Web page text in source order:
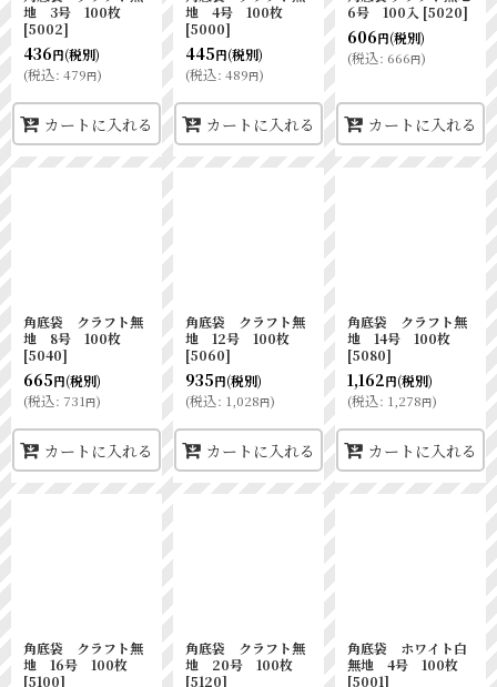
地 3号 100枚
[5002]
436円(税別)
(税込: 479円)
カートに入れる
地 4号 100枚
[5000]
445円(税別)
(税込: 489円)
カートに入れる
6号 100入 [5020]
606円(税別)
(税込: 666円)
カートに入れる
角底袋 クラフト無
地 8号 100枚
[5040]
665円(税別)
(税込: 731円)
カートに入れる
角底袋 クラフト無
地 12号 100枚
[5060]
935円(税別)
(税込: 1,028円)
カートに入れる
角底袋 クラフト無
地 14号 100枚
[5080]
1,162円(税別)
(税込: 1,278円)
カートに入れる
角底袋 クラフト無
地 16号 100枚
[5100]
角底袋 クラフト無
地 20号 100枚
[5120]
角底袋 ホワイト白
無地 4号 100枚
[5001]